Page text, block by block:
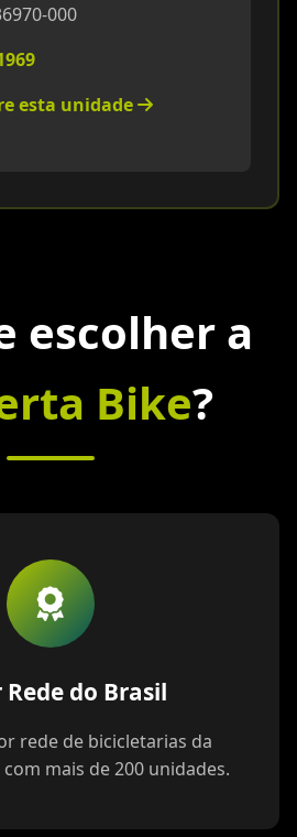
000
esta unidade
escolher a
Bike?
do Brasil
rede de bicicletarias da
mais de 200 unidades.